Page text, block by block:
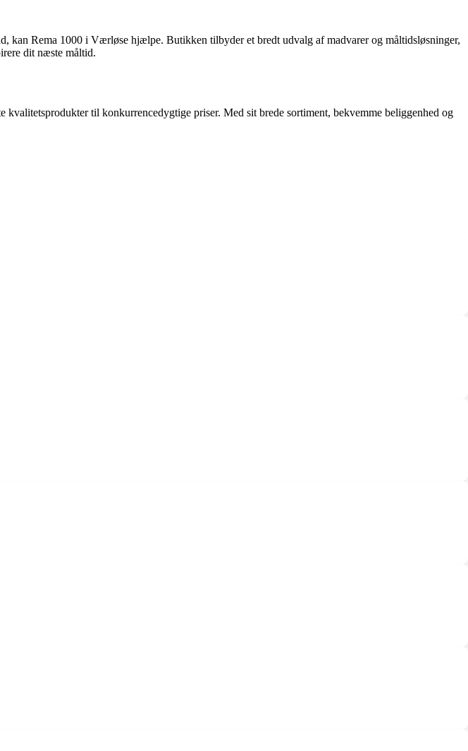
kan Rema 1000 i Værløse hjælpe. Butikken tilbyder et bredt udvalg af madvarer og måltidsløsninger,
dit næste måltid.
til konkurrencedygtige priser. Med sit brede sortiment, bekvemme beliggenhed og